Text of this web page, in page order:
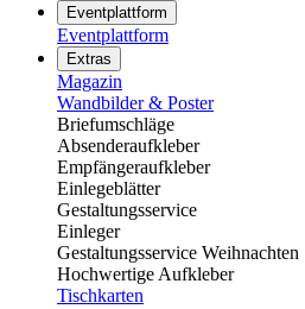
Eventplattform
Eventplattform
Extras
Magazin
Wandbilder & Poster
Briefumschläge
Absenderaufkleber
Empfängeraufkleber
Einlegeblätter
Gestaltungsservice
Einleger
Gestaltungsservice Weihnachten
Hochwertige Aufkleber
Tischkarten